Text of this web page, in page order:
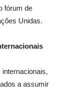
fórum de
Unidas.
a assumir